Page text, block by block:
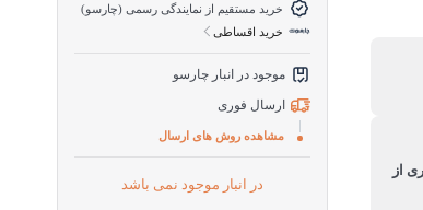
از
خرید مستقیم از نمایندگی رسمی (چارسو)
خرید اقساطی
موجود در انبار چارسو
ارسال فوری
مشاهده روش های ارسال
در انبار موجود نمی باشد